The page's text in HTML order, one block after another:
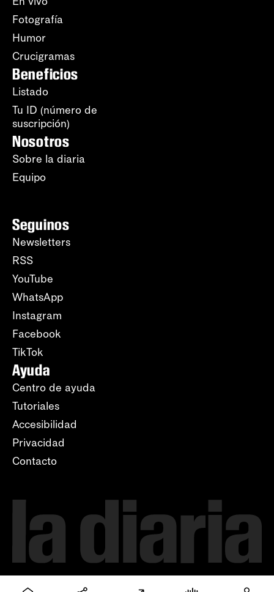
Fotografía
Humor
Crucigramas
Beneficios
Listado
Tu ID (número de
suscripción)
Nosotros
Sobre la diaria
Equipo
Seguinos
Newsletters
RSS
YouTube
WhatsApp
Instagram
Facebook
TikTok
Ayuda
Centro de ayuda
Tutoriales
Accesibilidad
Privacidad
Contacto